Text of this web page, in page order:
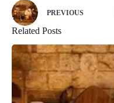
PREVIOUS
Related Posts